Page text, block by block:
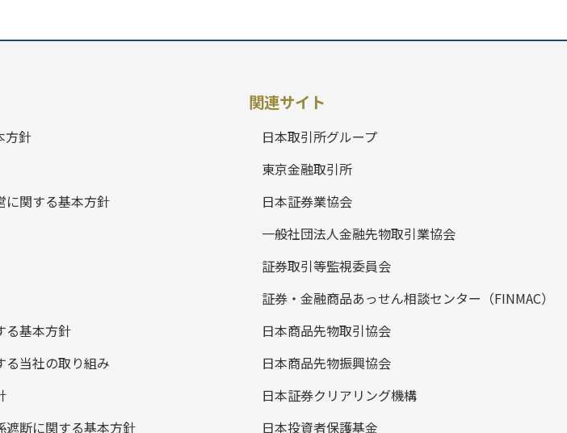
方針
に関する基本方針
る基本方針
る当社の取り組み
遮断に関する基本方針
関連サイト
日本取引所グループ
東京金融取引所
日本証券業協会
一般社団法人金融先物取引業協会
証券取引等監視委員会
証券・金融商品あっせん相談センター（FINMAC）
日本商品先物取引協会
日本商品先物振興協会
日本証券クリアリング機構
日本投資者保護基金